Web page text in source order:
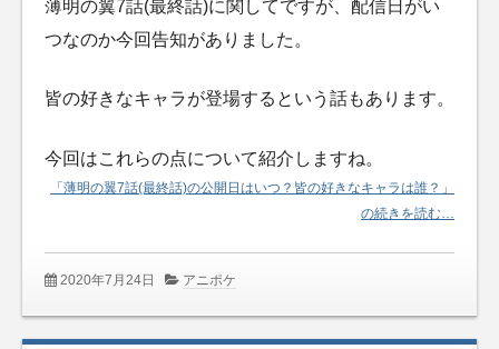
薄明の翼7話(最終話)に関してですが、配信日がい
つなのか今回告知がありました。
皆の好きなキャラが登場するという話もあります。
今回はこれらの点について紹介しますね。
「薄明の翼7話(最終話)の公開日はいつ？皆の好きなキャラは誰？」
の続きを読む…
2020年7月24日 アニポケ